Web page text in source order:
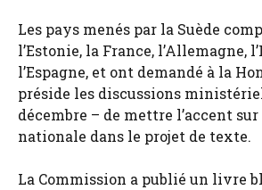
Les pays menés par la Suède
l’Estonie, la France, l’Allemagne,
l’Espagne, et ont demandé à la
préside les discussions
décembre – de mettre l’accent
nationale dans le projet de texte.
La Commission a publié un livre